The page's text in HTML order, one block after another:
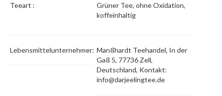
Teeart :
Grüner Tee, ohne Oxidation,
koffeinhaltig
Lebensmittelunternehmer: Manßhardt Teehandel, In der
Gaß 5, 77736 Zell,
Deutschland, Kontakt:
info@darjeelingtee.de